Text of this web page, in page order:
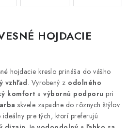
HOJDACIE
hojdacie kreslo prináša do vášho
vzhľad. Vyrobený z odolného
komfort a výbornú podporu pri
skvele zapadne do rôznych štýlov
pre tých, ktorí preferujú